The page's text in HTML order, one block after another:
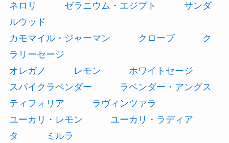
ネロリ
ゼラニウム・エジプト
サンダ
ルウッド
カモマイル・ジャーマン
クローブ
ク
ラリーセージ
オレガノ
レモン
ホワイトセージ
スパイクラベンダー
ラベンダー・アングス
ティフォリア
ラヴィンツァラ
ユーカリ・レモン
ユーカリ・ラディア
タ
ミルラ